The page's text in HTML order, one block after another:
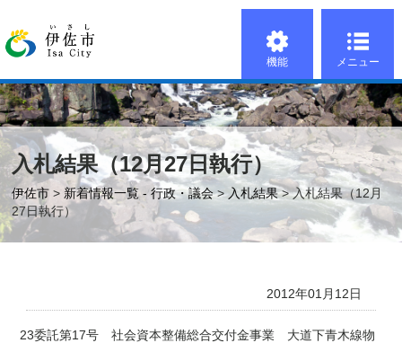
機能 メニュー
入札結果（12月27日執行）
伊佐市 > 新着情報一覧 - 行政・議会>入札結果> 入札結果（12月
27日執行）
2012年01月12日
23委託第17号 社会資本整備総合交付金事業 大道下青木線物